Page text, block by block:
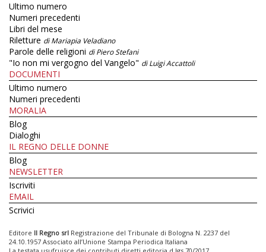
Ultimo numero
Numeri precedenti
Libri del mese
Riletture di Mariapia Veladiano
Parole delle religioni di Piero Stefani
"Io non mi vergogno del Vangelo" di Luigi Accattoli
DOCUMENTI
Ultimo numero
Numeri precedenti
MORALIA
Blog
Dialoghi
IL REGNO DELLE DONNE
Blog
NEWSLETTER
Iscriviti
EMAIL
Scrivici
Editore Il Regno srl Registrazione del Tribunale di Bologna N. 2237 del
24.10.1957 Associato all’Unione Stampa Periodica Italiana